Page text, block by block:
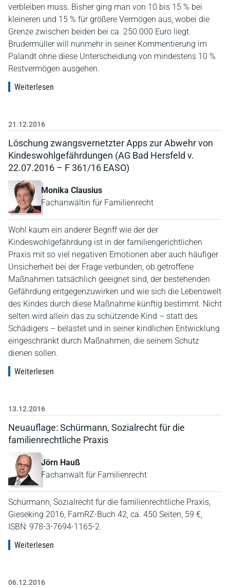
verbleiben muss. Bisher ging man von 10 bis 15 % bei
kleineren und 15 % für größere Vermögen aus, wobei die
Grenze zwischen beiden bei ca. 250.000 Euro liegt.
Brudermüller will nunmehr in seiner Kommentierung im
Palandt ohne diese Unterscheidung von mindestens 10 %
Restvermögen ausgehen.
Weiterlesen
21.12.2016
Löschung zwangsvernetzter Apps zur Abwehr von
Kindeswohlgefährdungen (AG Bad Hersfeld v.
22.07.2016 – F 361/16 EASO)
Monika Clausius
Fachanwältin für Familienrecht
Wohl kaum ein anderer Begriff wie der der
Kindeswohlgefährdung ist in der familiengerichtlichen
Praxis mit so viel negativen Emotionen aber auch häufiger
Unsicherheit bei der Frage verbunden, ob getroffene
Maßnahmen tatsächlich geeignet sind, der bestehenden
Gefährdung entgegenzuwirken und wie sich die Lebenswelt
des Kindes durch diese Maßnahme künftig bestimmt. Nicht
selten wird allein das zu schützende Kind – statt des
Schädigers – belastet und in seiner kindlichen Entwicklung
eingeschränkt durch Maßnahmen, die seinem Schutz
dienen sollen.
Weiterlesen
13.12.2016
Neuauflage: Schürmann, Sozialrecht für die
familienrechtliche Praxis
Jörn Hauß
Fachanwalt für Familienrecht
Schürmann, Sozialrecht für die familienrechtliche Praxis,
Gieseking 2016, FamRZ-Buch 42, ca. 450 Seiten, 59 €,
ISBN: 978-3-7694-1165-2.
Weiterlesen
06.12.2016